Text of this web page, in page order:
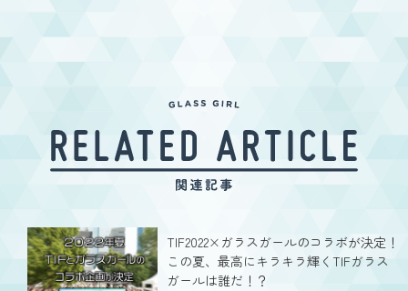
TIF2022×ガラスガールのコラボが決定！
この夏、最高にキラキラ輝くTIFガラス
ガールは誰だ！？